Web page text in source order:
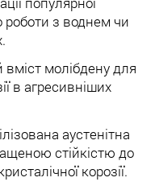
роботи з воднем чи
молібдену для
в агресивніших
аустенітна
стійкістю до
корозії.